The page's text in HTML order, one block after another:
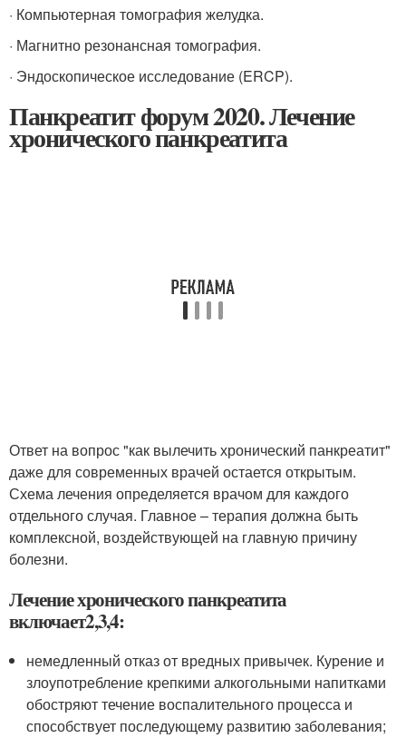
· Компьютерная томография желудка.
· Магнитно резонансная томография.
· Эндоскопическое исследование (ERCP).
Панкреатит форум 2020. Лечение
хронического панкреатита
Ответ на вопрос "как вылечить хронический панкреатит"
даже для современных врачей остается открытым.
Схема лечения определяется врачом для каждого
отдельного случая. Главное – терапия должна быть
комплексной, воздействующей на главную причину
болезни.
Лечение хронического панкреатита
включает2,3,4:
немедленный отказ от вредных привычек. Курение и
злоупотребление крепкими алкогольными напитками
обостряют течение воспалительного процесса и
способствует последующему развитию заболевания;